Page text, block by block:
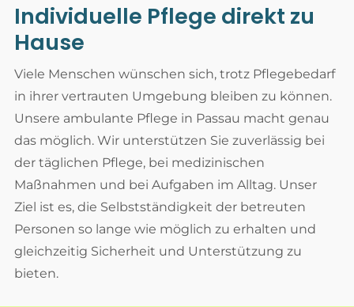
Individuelle Pflege direkt zu
Hause
Viele Menschen wünschen sich, trotz Pflegebedarf
in ihrer vertrauten Umgebung bleiben zu können.
Unsere ambulante Pflege in Passau macht genau
das möglich. Wir unterstützen Sie zuverlässig bei
der täglichen Pflege, bei medizinischen
Maßnahmen und bei Aufgaben im Alltag. Unser
Ziel ist es, die Selbstständigkeit der betreuten
Personen so lange wie möglich zu erhalten und
gleichzeitig Sicherheit und Unterstützung zu
bieten.